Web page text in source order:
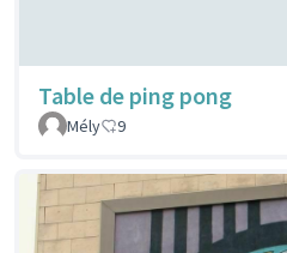
Table de ping pong
Mély
9